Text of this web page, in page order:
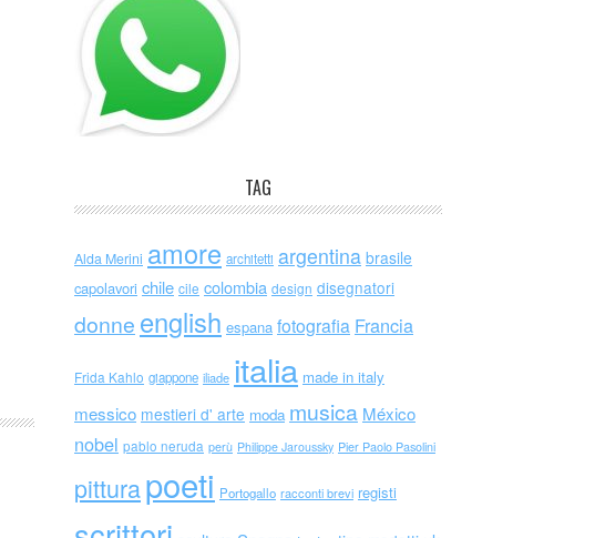
TAG
Alda Merini amore architetti argentina brasile
capolavori chile cile colombia design disegnatori
donne english espana fotografia Francia
Frida Kahlo giappone iliade italia made in italy
messico mestieri d' arte moda musica México
nobel pablo neruda perù Philippe Jaroussky Pier Paolo Pasolini
pitturapoeti Portogallo racconti brevi registi